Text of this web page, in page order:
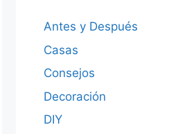
Antes y Después
Casas
Consejos
Decoración
DIY